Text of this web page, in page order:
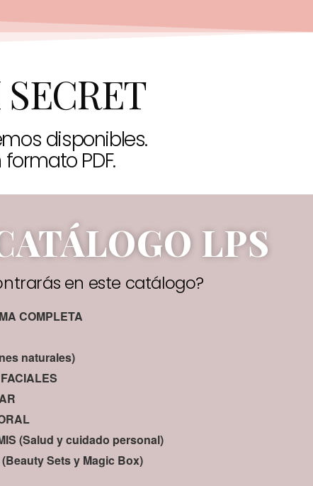
disponibles.
PDF.
LPS
en este catálogo?
COMPLETA
naturales)
(Salud y cuidado personal)
Sets y Magic Box)